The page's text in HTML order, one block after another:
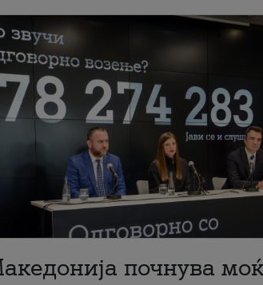
почнува